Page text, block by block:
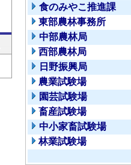
食のみやこ推進課
東部農林事務所
中部農林局
西部農林局
日野振興局
農業試験場
園芸試験場
畜産試験場
中小家畜試験場
林業試験場